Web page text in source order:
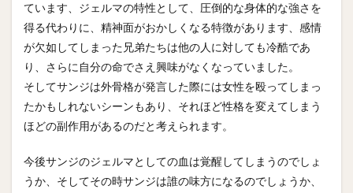
ています、ジェルマの特性として、圧倒的な身体的な強さを
得る代わりに、精神面がおかしくなる特徴があります、感情
が欠如してしまった兄弟たちは他の人に対しても冷酷であ
り、さらに自分の命でさえ興味がなくなっていました。
そしてサンジは外骨格が発言した際には女性を殴ってしまっ
たかもしれないシーンもあり、それほど性格を変えてしまう
ほどの副作用があるのだと考えられます。
今後サンジのジェルマとしての血は覚醒してしまうのでしょ
うか、そしてその時サンジは誰の味方になるのでしょうか、